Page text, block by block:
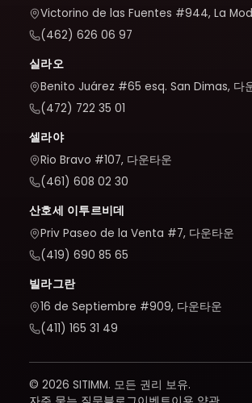
Victorino de las Fuentes #944, La
(462) 626 06 97
실라오
Benito Juárez #65 esq. San Dimas, 다
(472) 722 35 01
셀라야
Rio Bravo #107, 다운타운
(461) 608 02 30
산호세 이투르비데
Priv Paseo de la Venta #7, 다운타운
(419) 690 85 65
빌라그란
16 de Septiembre #909, 다운타운
(411) 165 31 49
© 2026 SITIMM. 모든 권리 보유.